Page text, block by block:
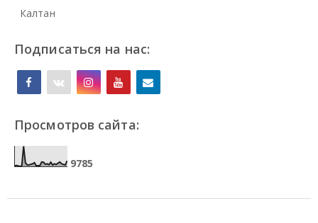
Калтан
Подписаться на нас:
Просмотров сайта:
9785